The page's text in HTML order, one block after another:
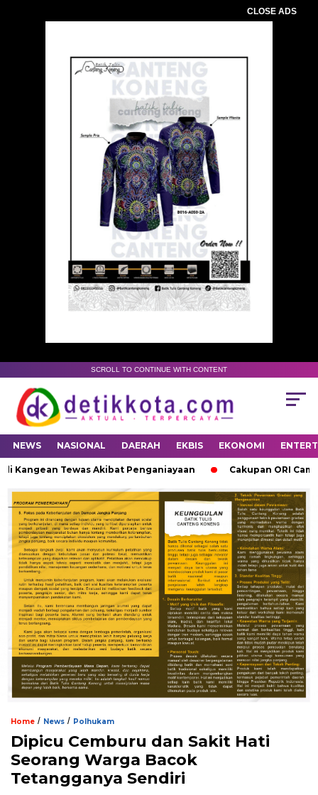
CLOSE ADS
SCROLL TO CONTINUE WITH CONTENT
NEWS NASIONAL DAERAH EKBIS EKONOMI
Tewas Akibat Penganiayaan Cakupan ORI Campak
Home / News / Polhukam
Dipicu Cemburu dan Sakit Hati
Seorang Warga Bacok
Tetangganya Sendiri